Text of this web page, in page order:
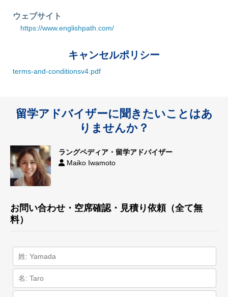
ウェブサイト
https://www.englishpath.com/
キャンセルポリシー
terms-and-conditionsv4.pdf
留学アドバイザーに聞きたいことはあ
りませんか？
ラングペディア・留学アドバイザー
Maiko Iwamoto
お問い合わせ・空席確認・見積り依頼（全て無
料）